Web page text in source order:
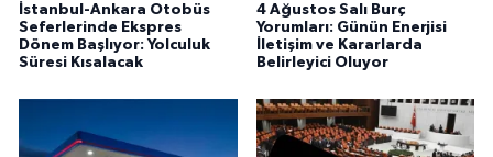
İstanbul-Ankara Otobüs
Seferlerinde Ekspres
Dönem Başlıyor: Yolculuk
Süresi Kısalacak
4 Ağustos Salı Burç
Yorumları: Günün Enerjisi
İletişim ve Kararlarda
Belirleyici Oluyor